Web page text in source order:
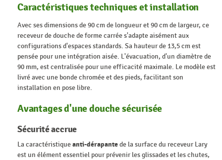
Caractéristiques techniques et installation
Avec ses dimensions de 90 cm de longueur et 90 cm de largeur, ce
receveur de douche de forme carrée s'adapte aisément aux
configurations d'espaces standards. Sa hauteur de 13,5 cm est
pensée pour une intégration aisée. L'évacuation, d'un diamètre de
90 mm, est centralisée pour une efficacité maximale. Le modèle est
livré avec une bonde chromée et des pieds, facilitant son
installation en pose libre.
Avantages d'une douche sécurisée
Sécurité accrue
La caractéristiqueanti-dérapantede la surface du receveur Lary
est un élément essentiel pour prévenir les glissades et les chutes,